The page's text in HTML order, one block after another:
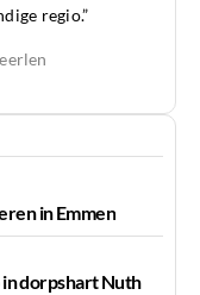
regio.”
in Emmen
in dorpshart Nuth